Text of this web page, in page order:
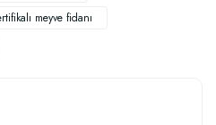
meyve fidanı